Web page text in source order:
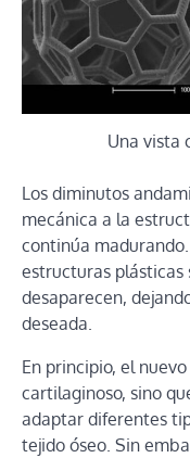
Una vista
Los diminutos
mecánica a la
continúa
estructuras plásticas
desaparecen,
deseada.
En principio, el
cartilaginoso, sino
adaptar diferentes
tejido óseo. Sin